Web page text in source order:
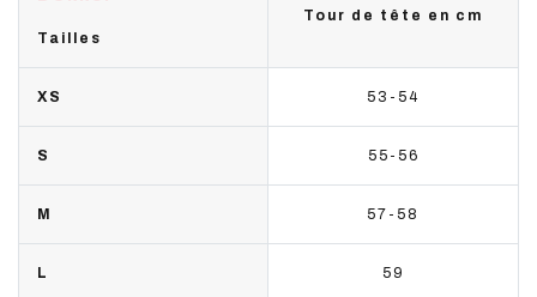
Tailles
Tour de tête en cm
XS 53-54
S 55-56
M 57-58
L 59